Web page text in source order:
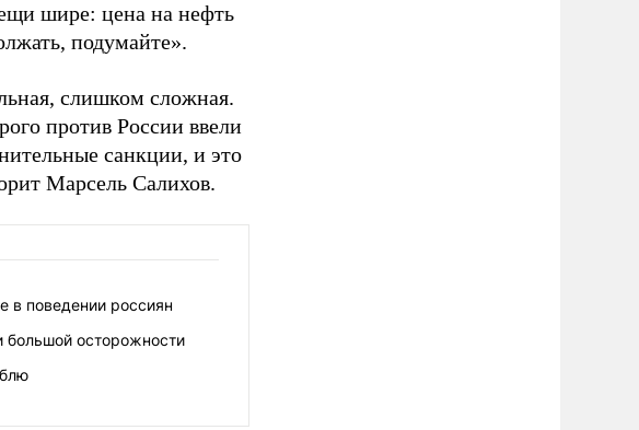
шире: цена на нефть
подумайте».
слишком сложная.
против России ввели
санкции, и это
Марсель Салихов.
в поведении россиян
осторожности